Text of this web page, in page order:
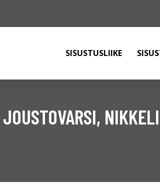
SISUSTUSLIIKE
NIKKELI